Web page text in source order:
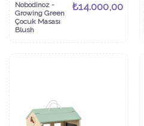
Nobodinoz -
Growing Green
Çocuk Masası
Blush
₺14.000,00